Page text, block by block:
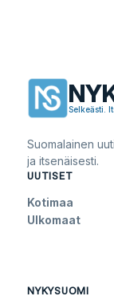
Selkeästi.
Suomalainen
ja itsenäisesti.
UUTISET
Kotimaa
Ulkomaat
NYKYSUOMI